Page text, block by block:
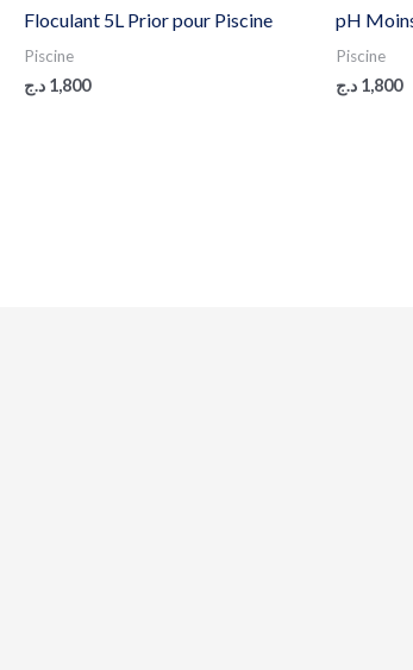
Floculant 5L Prior pour Piscine
Piscine
1,800 د.ج
pH
Piscine
1,800 د.ج